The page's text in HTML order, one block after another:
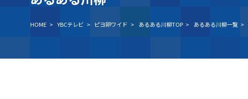
HOME > YBCテレビ > ピヨ卵ワイド > あるある川柳TOP > あるある川柳一覧 >